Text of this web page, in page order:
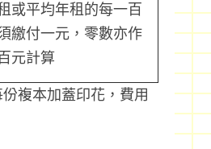
或平均年租的每一百
繳付一元，零數亦作
元計算
複本加蓋印花，費用